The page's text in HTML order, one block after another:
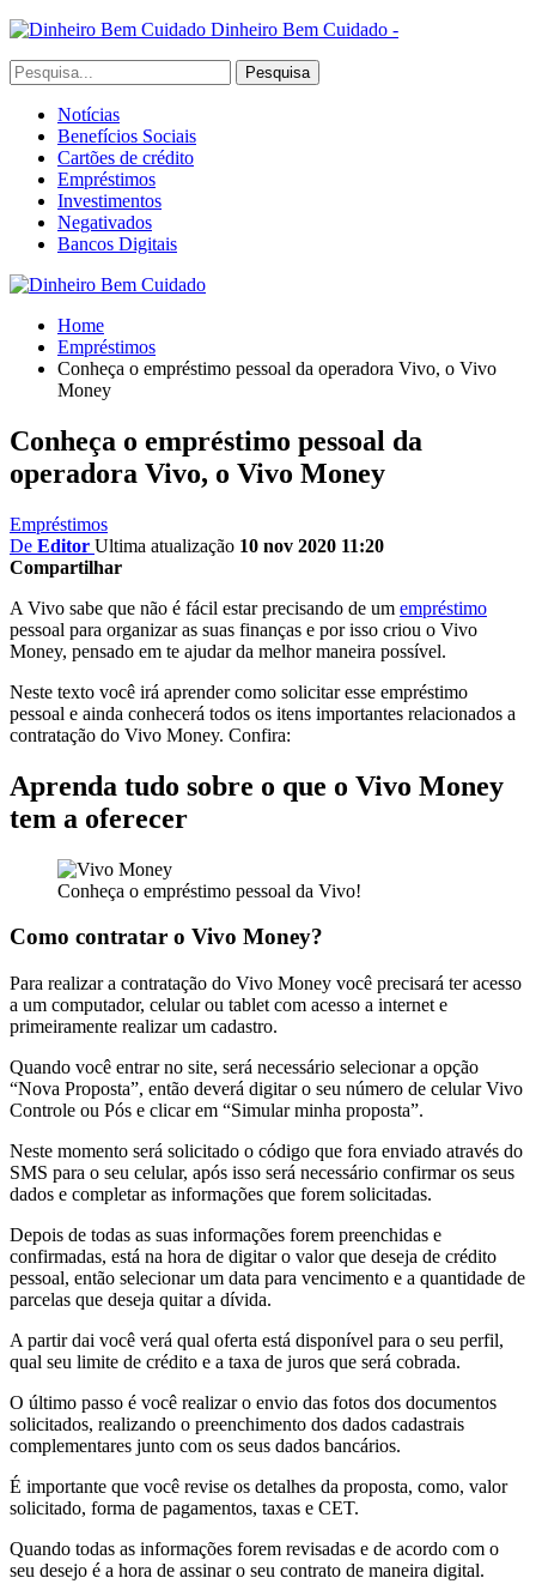
Dinheiro Bem Cuidado -
Notícias
Benefícios Sociais
Cartões de crédito
Empréstimos
Investimentos
Negativados
Bancos Digitais
Home
Empréstimos
Conheça o empréstimo pessoal da operadora Vivo, o Vivo
Money
Conheça o empréstimo pessoal da
operadora Vivo, o Vivo Money
Empréstimos
De Editor Ultima atualização 10 nov 2020 11:20
Compartilhar
A Vivo sabe que não é fácil estar precisando de um empréstimo
pessoal para organizar as suas finanças e por isso criou o Vivo
Money, pensado em te ajudar da melhor maneira possível.
Neste texto você irá aprender como solicitar esse empréstimo
pessoal e ainda conhecerá todos os itens importantes relacionados a
contratação do Vivo Money. Confira:
Aprenda tudo sobre o que o Vivo Money
tem a oferecer
Conheça o empréstimo pessoal da Vivo!
Como contratar o Vivo Money?
Para realizar a contratação do Vivo Money você precisará ter acesso
a um computador, celular ou tablet com acesso a internet e
primeiramente realizar um cadastro.
Quando você entrar no site, será necessário selecionar a opção
“Nova Proposta”, então deverá digitar o seu número de celular Vivo
Controle ou Pós e clicar em “Simular minha proposta”.
Neste momento será solicitado o código que fora enviado através do
SMS para o seu celular, após isso será necessário confirmar os seus
dados e completar as informações que forem solicitadas.
Depois de todas as suas informações forem preenchidas e
confirmadas, está na hora de digitar o valor que deseja de crédito
pessoal, então selecionar um data para vencimento e a quantidade de
parcelas que deseja quitar a dívida.
A partir dai você verá qual oferta está disponível para o seu perfil,
qual seu limite de crédito e a taxa de juros que será cobrada.
O último passo é você realizar o envio das fotos dos documentos
solicitados, realizando o preenchimento dos dados cadastrais
complementares junto com os seus dados bancários.
É importante que você revise os detalhes da proposta, como, valor
solicitado, forma de pagamentos, taxas e CET.
Quando todas as informações forem revisadas e de acordo com o
seu desejo é a hora de assinar o seu contrato de maneira digital.